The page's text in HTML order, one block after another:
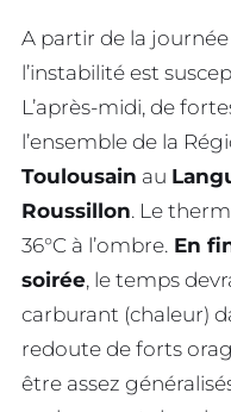
A partir de la
l’instabilité est
L’après-midi, de
l’ensemble de la
Toulousain au
Roussillon. Le
36°C à l’ombre. En
soirée, le temps
carburant (chaleur)
redoute de forts
être assez